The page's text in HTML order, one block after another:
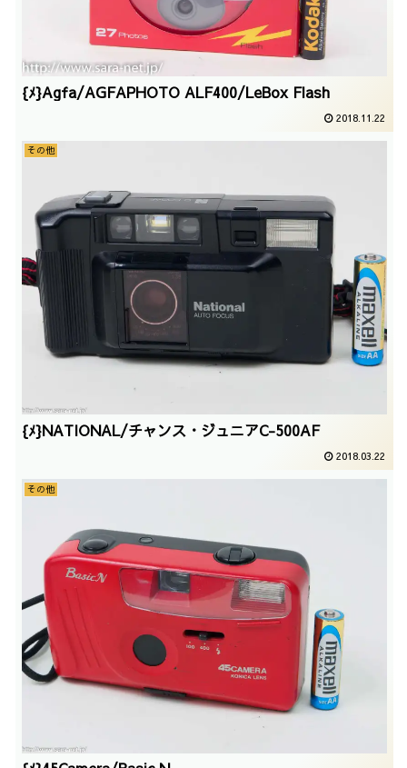
{ﾒ}Agfa/AGFAPHOTO ALF400/LeBox Flash
2018.11.22
その他
{ﾒ}NATIONAL/チャンス・ジュニアC-500AF
2018.03.22
その他